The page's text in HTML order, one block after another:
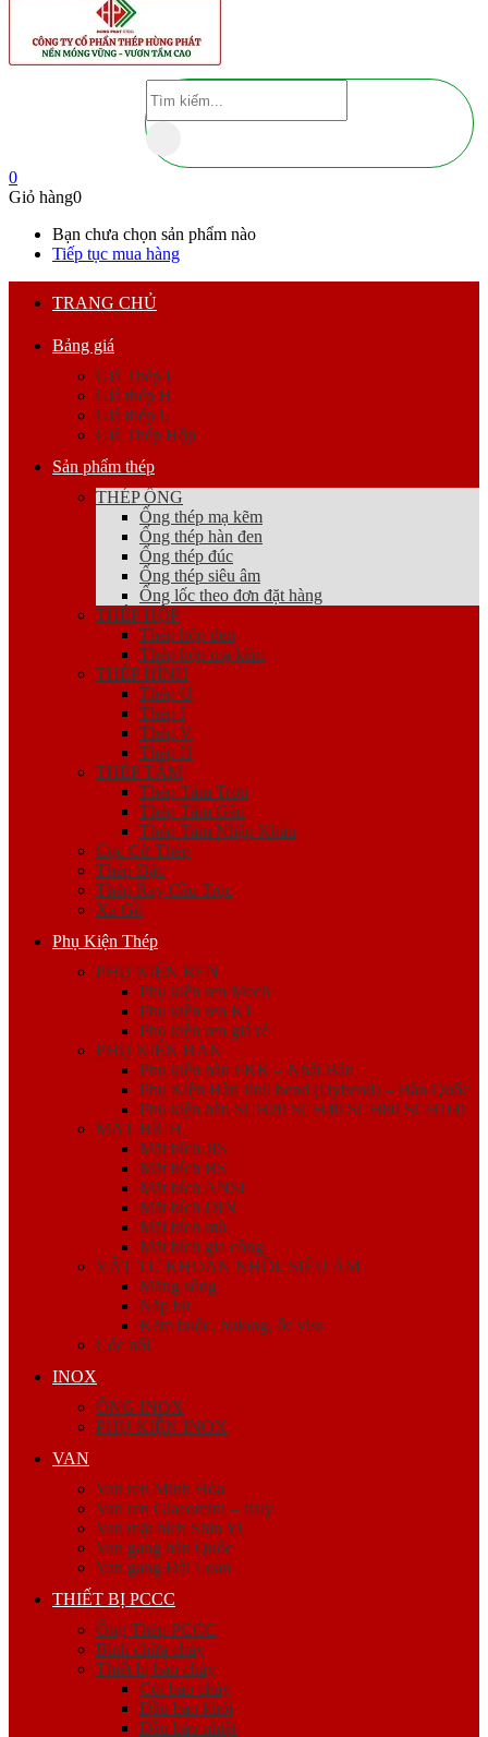
0
Giỏ hàng0
Bạn chưa chọn sản phẩm nào
Tiếp tục mua hàng
TRANG CHỦ
Bảng giá
Giá Thép I
Giá thép H
Giá thép U
Giá Thép Hộp
Sản phẩm thép
THÉP ỐNG
Ống thép mạ kẽm
Ống thép hàn đen
Ống thép đúc
Ống thép siêu âm
Ống lốc theo đơn đặt hàng
THÉP HỘP
Thép hộp đen
Thép hộp mạ kẽm
THÉP HÌNH
Thép U
Thép I
Thép V
Thép H
THÉP TẤM
Thép Tấm Trơn
Thép Tấm Gân
Thép Tấm Nhập Khẩu
Cọc Cừ Thép
Thép Đặc
Thép Ray Cầu Trục
Xà Gồ
Phụ Kiện Thép
PHỤ KIỆN REN
Phụ kiện ren Mech
Phụ kiện ren K1
Phụ kiện ren giá rẻ
PHỤ KIỆN HÀN
Phụ kiện hàn FKK – Nhật Bản
Phụ Kiện Hàn Jinil bend (Dybend) – Hàn Quốc
Phụ kiện hàn SCH20 SCH40 SCH80 SCH160
MẶT BÍCH
Mặt bích JIS
Mặt bích BS
Mặt bích ANSI
Mặt bích DIN
Mặt bích mù
Mặt bích gia công
VẬT TƯ KHOAN NHỒI, SIÊU ÂM
Măng sông
Nắp bịt
Kẽm buộc, bulong, ốc viss
Cóc nối
INOX
ỐNG INOX
PHỤ KIỆN INOX
VAN
Van ren Minh Hòa
Van ren Giacomini – Italy
Van mặt bích Shin Yi
Van gang hàn Quốc
Van gang Đài Loan
THIẾT BỊ PCCC
Ống Thép PCCC
Bình chữa cháy
Thiết bị báo cháy
Còi báo cháy
Đầu báo khói
Đầu báo nhiệt